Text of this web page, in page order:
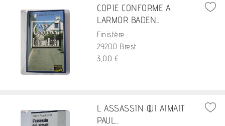
COPIE CONFORME A
LARMOR BADEN...
Finistère
29200 Brest
3,00 €
L ASSASSIN QUI AIMAIT
PAUL...